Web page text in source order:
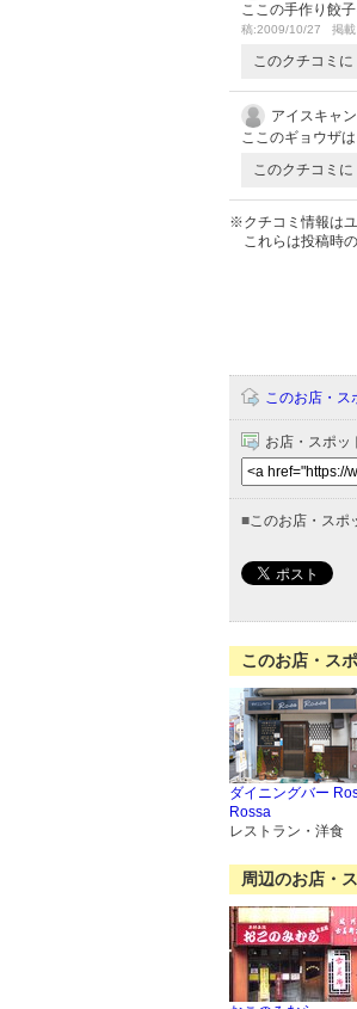
ここの手作り餃
稿:2009/10/27 掲載
このクチコミに
アイスキャ
ここのギョウザ
このクチコミに
※クチコミ情報は
これらは投稿時
このお店・ス
お店・スポッ
■このお店・スポ
このお店・ス
ダイニングバー
Rossa
レストラン・洋食
周辺のお店・